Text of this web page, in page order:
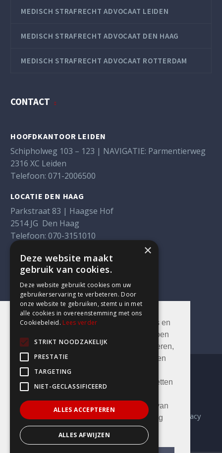
Deze website maakt gebruik van cookies en
daarmee vergelijkbare technieken. Dit doen
wij om de website goed te laten functioneren,
gebruik van de website te laten analyseren
en om de gebruikerservaring te
optimaliseren. Je kunt deze cookies uitzetten
via jouw browser. Door op AKKOORD te
klikken of door verder gebruik te maken van
de website ga jij akkoord met de plaatsing
van de cookies.Meer informatie
MEDISCH STRAFRECHT ADVOCAAT LEIDEN
MEDISCH STRAFRECHT ADVOCAAT DEN HAAG
MEDISCH STRAFRECHT ADVOCAAT ROTTERDAM
CONTACT
HOOFDKANTOOR LEIDEN
Schipholweg 103 – 123 | NAVIGATIE: Parmentierweg
2316 XC Leiden
Telefoon: 071-2006500
LOCATIE DEN HAAG
Parkstraat 83 | Haagse Hof
2514 JG Den Haag
Telefoon: 070-3151010
LOCATIE ROTTERDAM
Weena 290
3012 NJ Rotterdam
Telefoon:010-3105089
Algemene Voorwaarden Disclaimer
Privacy
Klachtenregeling
×
Deze website maakt
gebruik van cookies.
Deze website gebruikt cookies om uw
gebruikerservaring te verbeteren. Door
onze website te gebruiken, stemt u in met
alle cookies in overeenstemming met ons
Cookiebeleid. Lees verder
STRIKT NOODZAKELIJK
PRESTATIE
TARGETING
NIET-GECLASSIFICEERD
ALLES ACCEPTEREN
ALLES AFWIJZEN